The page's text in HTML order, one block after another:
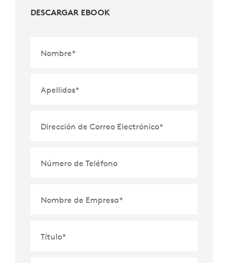
DESCARGAR EBOOK
Nombre*
Apellidos*
Dirección de Correo Electrónico*
Número de Teléfono
Nombre de Empresa*
Título*